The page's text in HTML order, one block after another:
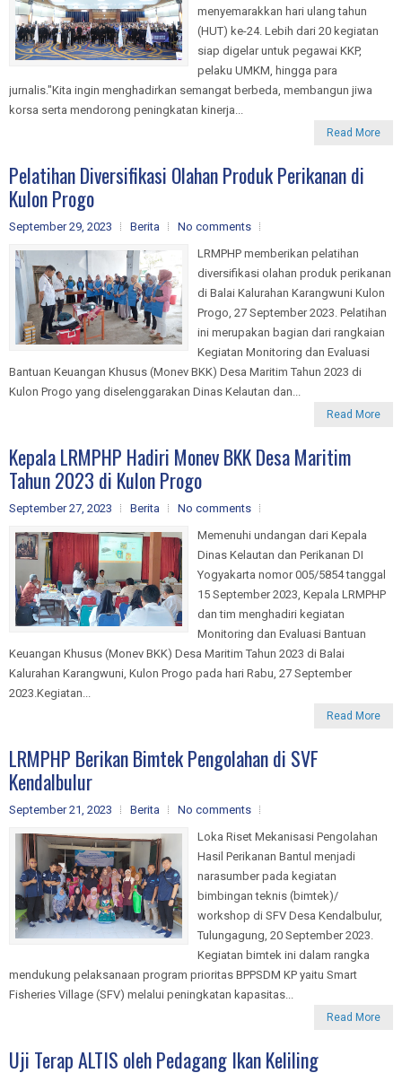
menyemarakkan hari ulang tahun
(HUT) ke-24. Lebih dari 20 kegiatan
siap digelar untuk pegawai KKP,
pelaku UMKM, hingga para
jurnalis."Kita ingin menghadirkan semangat berbeda, membangun jiwa
korsa serta mendorong peningkatan kinerja...
Read More
Pelatihan Diversifikasi Olahan Produk Perikanan di
Kulon Progo
September 29, 2023 Berita
No comments
LRMPHP memberikan pelatihan
diversifikasi olahan produk perikanan
di Balai Kalurahan Karangwuni Kulon
Progo, 27 September 2023. Pelatihan
ini merupakan bagian dari rangkaian
Kegiatan Monitoring dan Evaluasi
Bantuan Keuangan Khusus (Monev BKK) Desa Maritim Tahun 2023 di
Kulon Progo yang diselenggarakan Dinas Kelautan dan...
Read More
Kepala LRMPHP Hadiri Monev BKK Desa Maritim
Tahun 2023 di Kulon Progo
September 27, 2023 Berita
No comments
Memenuhi undangan dari Kepala
Dinas Kelautan dan Perikanan DI
Yogyakarta nomor 005/5854 tanggal
15 September 2023, Kepala LRMPHP
dan tim menghadiri kegiatan
Monitoring dan Evaluasi Bantuan
Keuangan Khusus (Monev BKK) Desa Maritim Tahun 2023 di Balai
Kalurahan Karangwuni, Kulon Progo pada hari Rabu, 27 September
2023.Kegiatan...
Read More
LRMPHP Berikan Bimtek Pengolahan di SVF
Kendalbulur
September 21, 2023 Berita
No comments
Loka Riset Mekanisasi Pengolahan
Hasil Perikanan Bantul menjadi
narasumber pada kegiatan
bimbingan teknis (bimtek)/
workshop di SFV Desa Kendalbulur,
Tulungagung, 20 September 2023.
Kegiatan bimtek ini dalam rangka
mendukung pelaksanaan program prioritas BPPSDM KP yaitu Smart
Fisheries Village (SFV) melalui peningkatan kapasitas...
Read More
Uji Terap ALTIS oleh Pedagang Ikan Keliling